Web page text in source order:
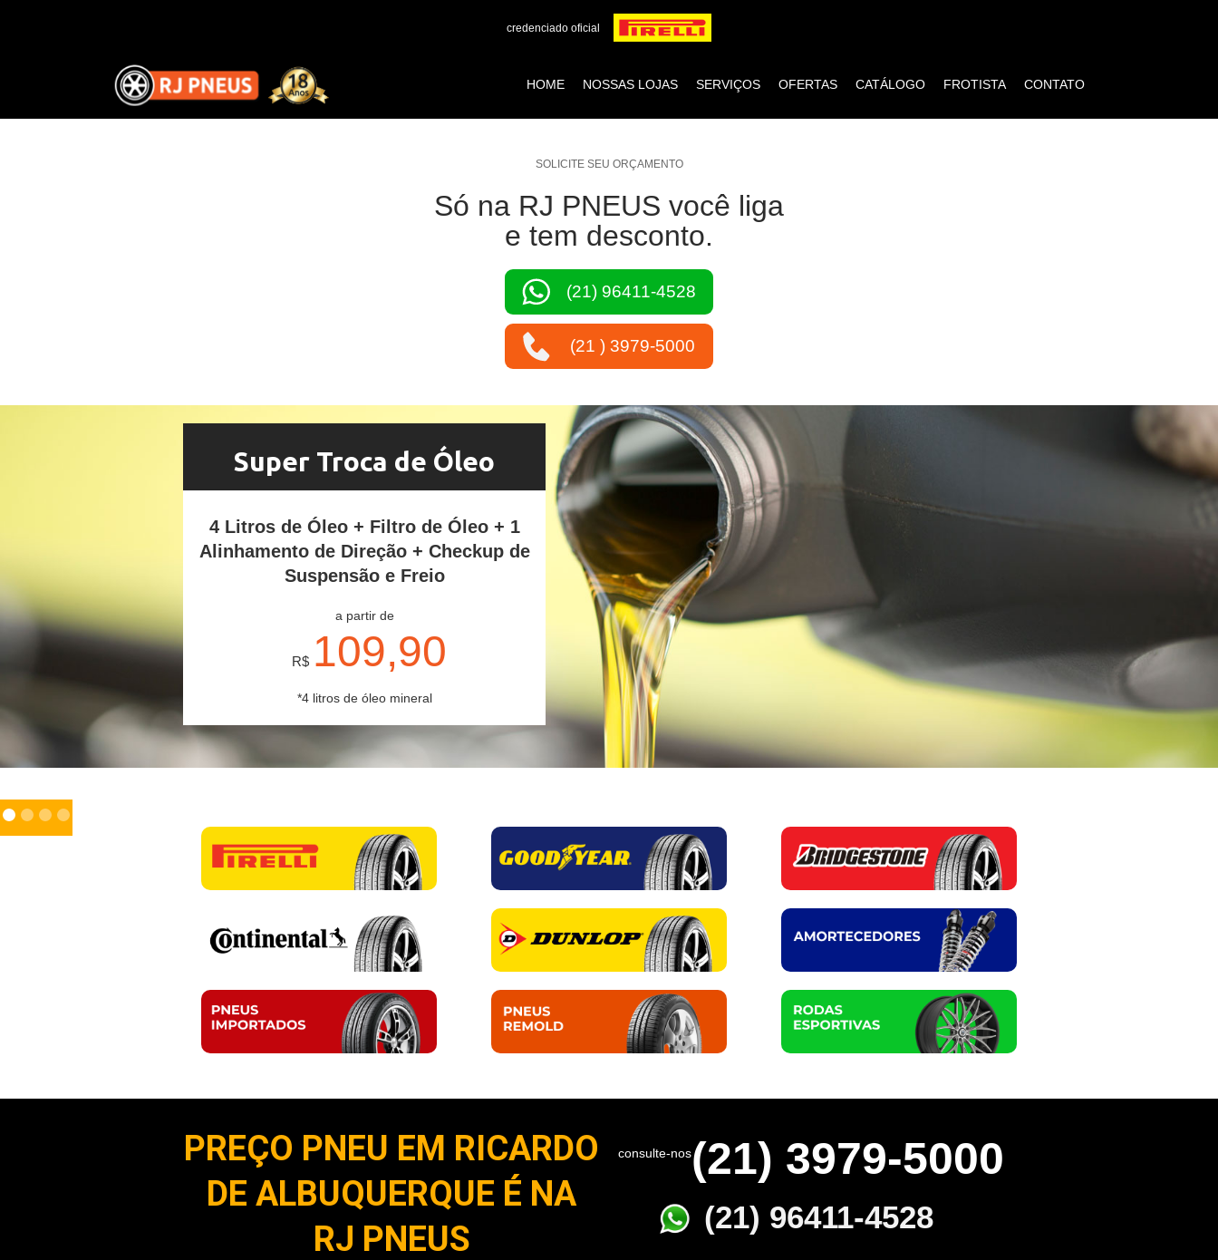
credenciado oficial
HOME NOSSAS LOJAS SERVIÇOS OFERTAS CATÁLOGO FROTISTA CONTATO
SOLICITE SEU ORÇAMENTO
Só na RJ PNEUS você liga
e tem desconto.
(21) 96411-4528
(21 ) 3979-5000
Super Troca de Óleo
4 Litros de Óleo + Filtro de Óleo + 1
Alinhamento de Direção + Checkup de
Suspensão e Freio
a partir de
R$ 109,90
*4 litros de óleo mineral
PREÇO PNEU EM RICARDO
DE ALBUQUERQUE É NA
RJ PNEUS
consulte-nos(21) 3979-5000
(21) 96411-4528